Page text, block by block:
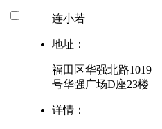
连小若
地址：
福田区华强北路1019
号华强广场D座23楼
详情：